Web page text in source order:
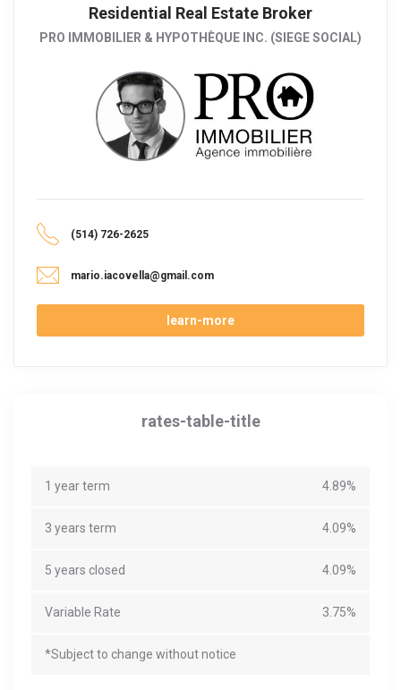
Residential Real Estate Broker
PRO IMMOBILIER & HYPOTHÈQUE INC. (SIEGE SOCIAL)
(514) 726-2625
mario.iacovella@gmail.com
learn-more
rates-table-title
1 year term 4.89%
3 years term 4.09%
5 years closed 4.09%
Variable Rate 3.75%
*Subject to change without notice